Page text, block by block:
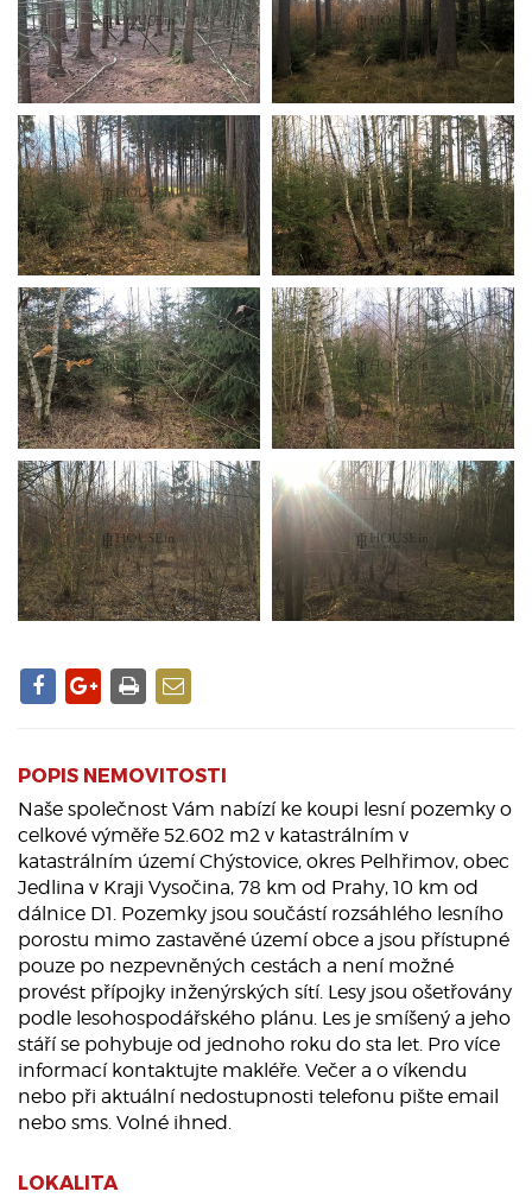
POPIS NEMOVITOSTI
Naše společnost Vám nabízí ke koupi lesní pozemky o
celkové výměře 52.602 m2 v katastrálním v
katastrálním území Chýstovice, okres Pelhřimov, obec
Jedlina v Kraji Vysočina, 78 km od Prahy, 10 km od
dálnice D1. Pozemky jsou součástí rozsáhlého lesního
porostu mimo zastavěné území obce a jsou přístupné
pouze po nezpevněných cestách a není možné
provést přípojky inženýrských sítí. Lesy jsou ošetřovány
podle lesohospodářského plánu. Les je smíšený a jeho
stáří se pohybuje od jednoho roku do sta let. Pro více
informací kontaktujte makléře. Večer a o víkendu
nebo při aktuální nedostupnosti telefonu pište email
nebo sms. Volné ihned.
LOKALITA